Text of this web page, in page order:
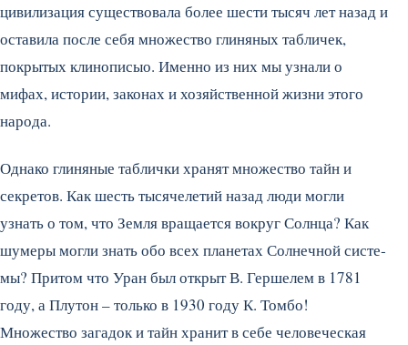
цивилизация существовала более шести тысяч лет назад и
оставила после себя множество гли­няных табличек,
покрытых клинописыо. Именно из них мы узнали о
мифах, исто­рии, законах и хозяйствен­ной жизни этого
народа.
Однако глиняные таблички хранят множество тайн и
секретов. Как шесть тыся­челетий назад люди могли
узнать о том, что Земля вращается вокруг Солнца? Как
шумеры могли знать обо всех планетах Солнечной систе­
мы? Притом что Уран был открыт В. Гершелем в 1781
году, а Плутон – только в 1930 году К. Томбо!
Множество загадок и тайн хранит в себе человеческая